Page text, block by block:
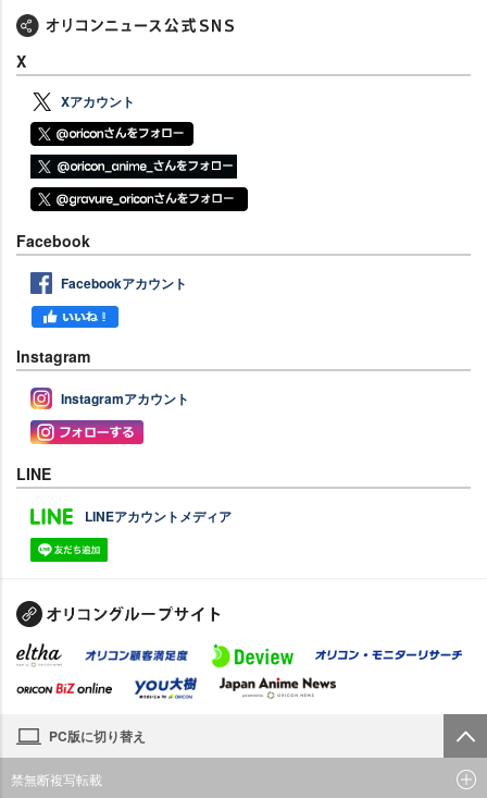
X
Xアカウント
Facebook
Facebookアカウント
Instagram
Instagramアカウント
LINE
LINEアカウントメディア
PC版に切り替え
禁無断複写転載